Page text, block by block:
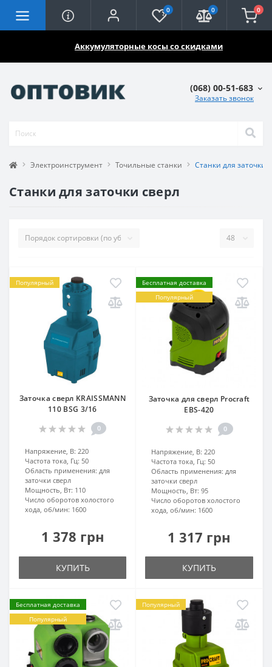
Аккумуляторные косы со скидками
0 0 0
(068) 00-51-683
Заказать звонок
Электроинструмент Точильные станки Станки для заточки
Станки для заточки сверл
Популярный
Заточка сверл KRAISSMANN
110 BSG 3/16
0
Напряжение, В: 220
Частота тока, Гц: 50
Область применения: для
заточки сверл
Мощность, Вт: 110
Число оборотов холостого
хода, об/мин: 1600
1 378 грн
КУПИТЬ
Бесплатная доставка
Популярный
Заточка для сверл Procraft
EBS-420
0
Напряжение, В: 220
Частота тока, Гц: 50
Область применения: для
заточки сверл
Мощность, Вт: 95
Число оборотов холостого
хода, об/мин: 1600
1 317 грн
КУПИТЬ
Бесплатная доставка
Популярный
Популярный